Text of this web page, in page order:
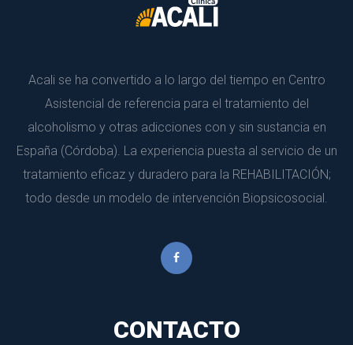
Acali se ha convertido a lo largo del tiempo en Centro
Asistencial de referencia para el tratamiento del
alcoholismo y otras adicciones con y sin sustancia en
España (Córdoba). La experiencia puesta al servicio de un
tratamiento eficaz y duradero para la REHABILITACIÓN;
todo desde un modelo de intervención Biopsicosocial.
CONTACTO